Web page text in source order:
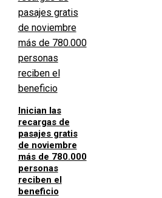
Inician las
recargas de
pasajes gratis
de noviembre
más de 780.000
personas
reciben el
beneficio